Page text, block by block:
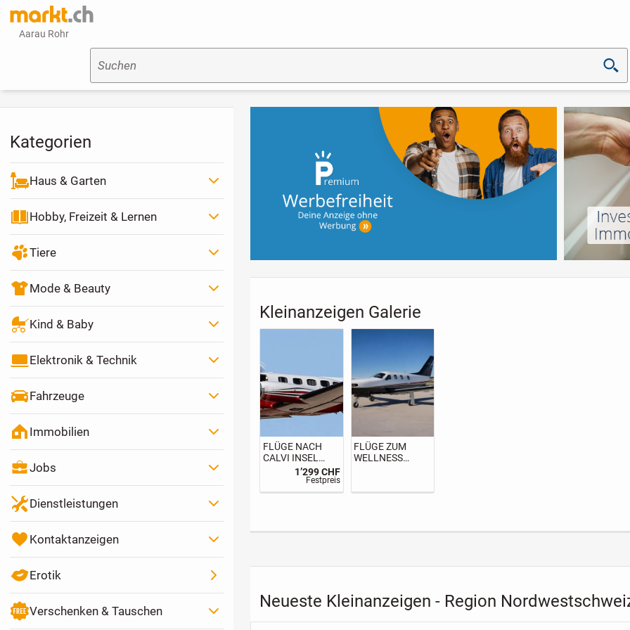
Aarau Rohr
Suchen
Kleinanzeigen Galerie
FLÜGE NACH
CALVI INSEL
KORSIKA1’299 CHF
Festpreis
FLÜGE ZUM
WELLNESS
Kategorien
Haus & Garten
Hobby, Freizeit & Lernen
Tiere
Mode & Beauty
Kind & Baby
Elektronik & Technik
Fahrzeuge
Immobilien
Jobs
Dienstleistungen
Kontaktanzeigen
Erotik
Verschenken & Tauschen Neueste Kleinanzeigen - Region